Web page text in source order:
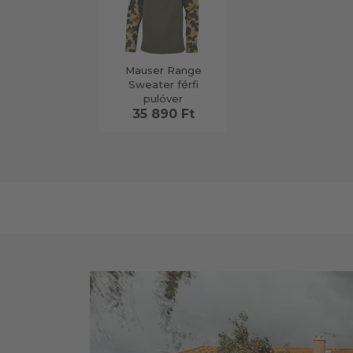
Mauser Range
Sweater férfi
pulóver
35 890 Ft